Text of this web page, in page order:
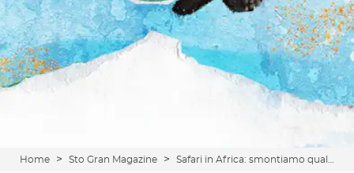
Home > Sto Gran Magazine >